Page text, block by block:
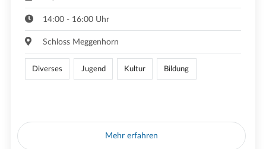
14:00 - 16:00 Uhr
Schloss Meggenhorn
Diverses Jugend Kultur Bildung
Mehr erfahren